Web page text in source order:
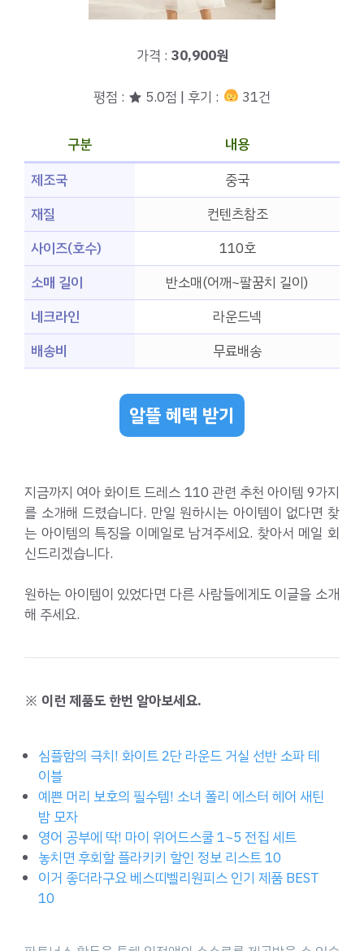
가격 : 30,900원
평점 : ★ 5.0점 | 후기 : 31건
구분
내용
제조국
중국
재질
컨텐츠참조
사이즈(호수)
110호
소매 길이
반소매(어깨~팔꿈치 길이)
네크라인
라운드넥
배송비
무료배송
알뜰 혜택 받기
지금까지 여아 화이트 드레스 110 관련 추천 아이템 9가지
를 소개해 드렸습니다. 만일 원하시는 아이템이 없다면 찾
는 아이템의 특징을 이메일로 남겨주세요. 찾아서 메일 회
신드리겠습니다.
원하는 아이템이 있었다면 다른 사람들에게도 이글을 소개
해 주세요.
※ 이런 제품도 한번 알아보세요.
심플함의 극치! 화이트 2단 라운드 거실 선반 소파 테
이블
예쁜 머리 보호의 필수템! 소녀 폴리 에스터 헤어 새틴
밤 모자
영어 공부에 딱! 마이 위어드스쿨 1~5 전집 세트
놓치면 후회할 플라키키 할인 정보 리스트 10
이거 좋더라구요 베스띠벨리원피스 인기 제품 BEST
10